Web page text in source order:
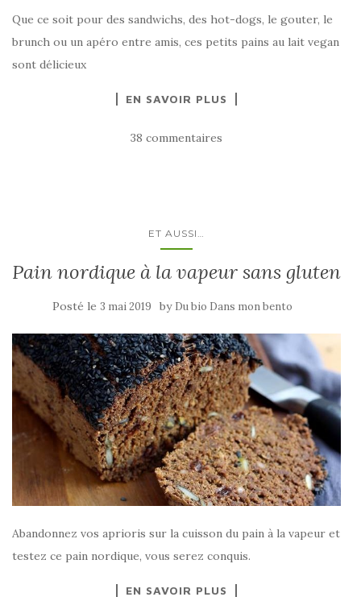
Que ce soit pour des sandwichs, des hot-dogs, le gouter, le
brunch ou un apéro entre amis, ces petits pains au lait vegan
sont délicieux
EN SAVOIR PLUS
38 commentaires
ET AUSSI…
Pain nordique à la vapeur sans gluten
Posté le 3 mai 2019 by Du bio Dans mon bento
Abandonnez vos aprioris sur la cuisson du pain à la vapeur et
testez ce pain nordique, vous serez conquis.
EN SAVOIR PLUS